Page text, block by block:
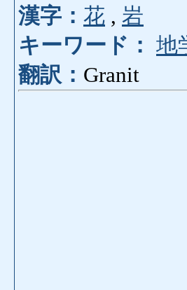
漢字： 花 , 岩
キーワード： 地
翻訳： Granit